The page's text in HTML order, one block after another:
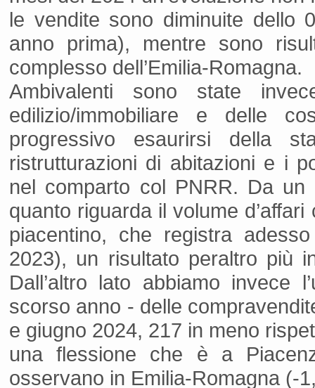
le vendite sono diminuite dello
anno prima), mentre sono
complesso dell’Emilia-Romagna.
Ambivalenti sono state
edilizio/immobiliare e delle
progressivo esaurirsi della
ristrutturazioni di abitazioni e i
nel comparto col PNRR. Da
quanto riguarda il volume
piacentino, che registra
2023), un risultato peraltro più
Dall’altro lato abbiamo invece
scorso anno - delle
e giugno 2024, 217 in meno
una flessione che è a
osservano in Emilia-Romagna (-